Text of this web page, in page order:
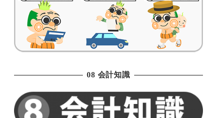
08 会計知識